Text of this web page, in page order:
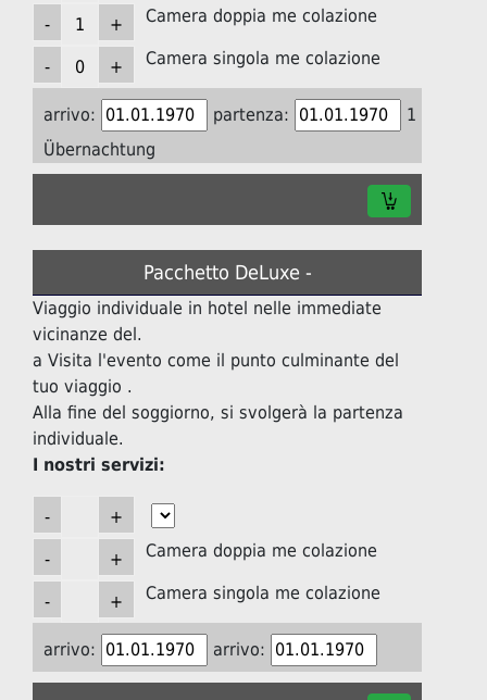
Camera doppia me colazione
Camera singola me colazione
arrivo: partenza:
1
Übernachtung
Pacchetto DeLuxe -
Viaggio individuale in hotel nelle immediate
vicinanze del.
a Visita l'evento come il punto culminante del
tuo viaggio .
Alla fine del soggiorno, si svolgerà la partenza
individuale.
I nostri servizi:
Camera doppia me colazione
Camera singola me colazione
arrivo: arrivo: